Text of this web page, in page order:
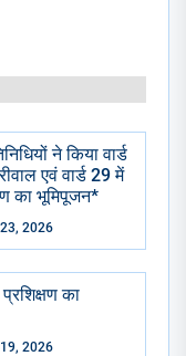
ने किया वार्ड
एवं वार्ड 29 में
का भूमिपूजन*
2026
का
2026